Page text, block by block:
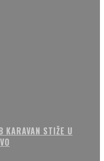
KARAVAN STIŽE U